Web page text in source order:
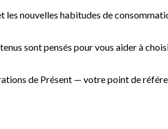
nouvelles habitudes de
sont pensés pour vous aider à
de Présent — votre point de